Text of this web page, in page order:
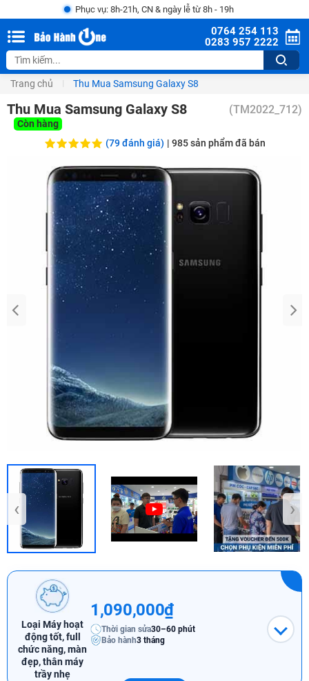
Phục vụ: 8h-21h, CN & ngày lễ từ 8h - 19h
0764 254 113
0283 957 2222
Trang chủ Thu Mua Samsung Galaxy S8
Thu Mua Samsung Galaxy S8 (TM2022_712)
Còn hàng
(79 đánh giá) | 985sản phẩm đã bán
‹ ›
Loại Máy hoạt
động tốt, full
chức năng, màn
đẹp, thân máy
trầy nhẹ
1,090,000₫
Thời gian sửa30–60 phút
Bảo hành3 tháng